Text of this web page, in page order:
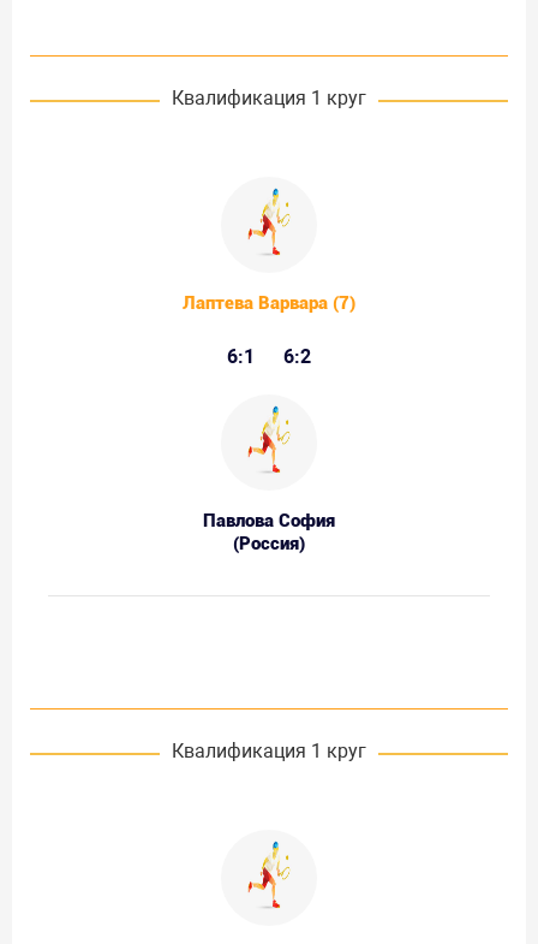
Квалификация 1 круг
Лаптева Варвара (7)
6:1 6:2
Павлова София
(Россия)
Квалификация 1 круг